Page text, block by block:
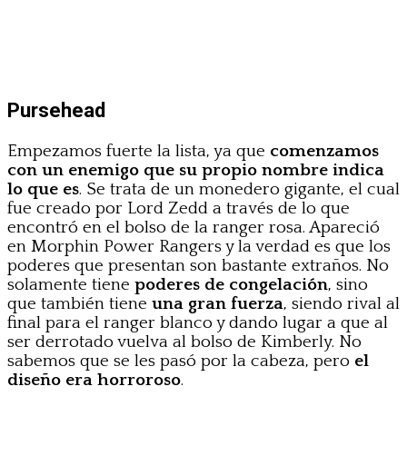
Pursehead
Empezamos fuerte la lista, ya que comenzamos
con un enemigo que su propio nombre indica
lo que es. Se trata de un monedero gigante, el cual
fue creado por Lord Zedd a través de lo que
encontró en el bolso de la ranger rosa. Apareció
en Morphin Power Rangers y la verdad es que los
poderes que presentan son bastante extraños. No
solamente tiene poderes de congelación, sino
que también tiene una gran fuerza, siendo rival al
final para el ranger blanco y dando lugar a que al
ser derrotado vuelva al bolso de Kimberly. No
sabemos que se les pasó por la cabeza, pero el
diseño era horroroso.